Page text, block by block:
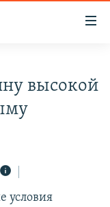
высокой
условия